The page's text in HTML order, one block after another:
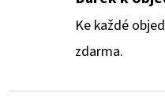
Ke každé
zdarma.